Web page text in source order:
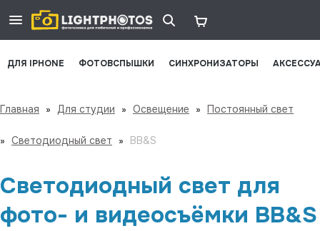
ДЛЯ IPHONE ФОТОВСПЫШКИ СИНХРОНИЗАТОРЫ
Главная » Для студии » Освещение » Постоянный свет
» Светодиодный свет » BB&S
Светодиодный свет для
фото- и видеосъёмки BB&S